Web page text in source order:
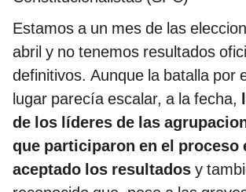
Estamos a un mes de las
abril y no tenemos resultados
definitivos. Aunque la batalla por
lugar parecía escalar, a la fecha,
de los líderes de las
que participaron en el proceso
aceptado los resultados y